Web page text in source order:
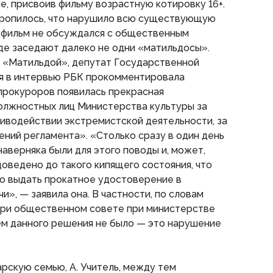
присвоив фильму возрастную котировку 16+.
что нарушило всю существующую
не обсуждался с общественным
заседают далеко не одни «матильдосы».
депутат Государственной
в интервью РБК прокомментировала
появилась прекрасная
лиц Министерства культуры за
экстремистской деятельности, за
регламента». «Столько сразу в один день
были для этого поводы и, может,
до такого кипящего состояния, что
выдать прокатное удостоверение в
— заявила она. В частности, по словам
общественном совете при министерстве
данного решения не было — это нарушение
семью, А. Учитель, между тем